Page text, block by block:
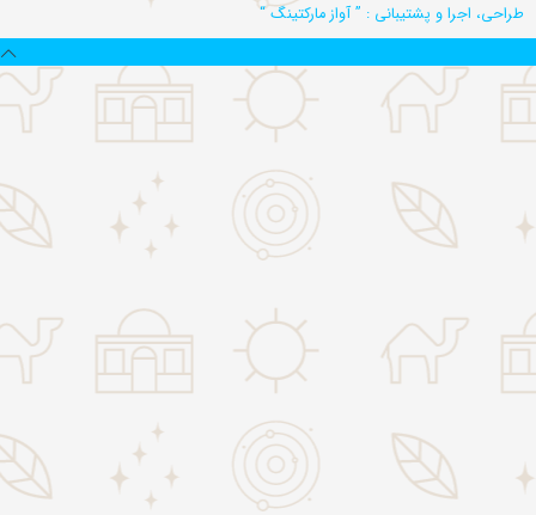
طراحی، اجرا و پشتیبانی : ” آواز مارکتینگ “